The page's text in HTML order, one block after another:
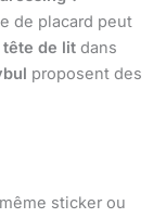
de placard peut
tête de lit dans
proposent des
sticker ou